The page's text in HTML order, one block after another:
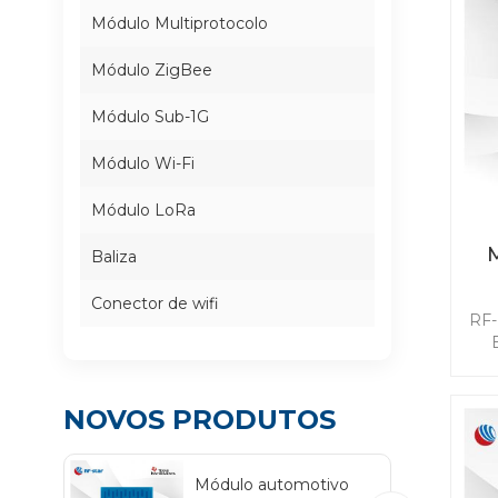
Módulo Multiprotocolo
Módulo ZigBee
Módulo Sub-1G
Módulo Wi-Fi
Módulo LoRa
Baliza
Conector de wifi
NOVOS PRODUTOS
Módulo automotivo